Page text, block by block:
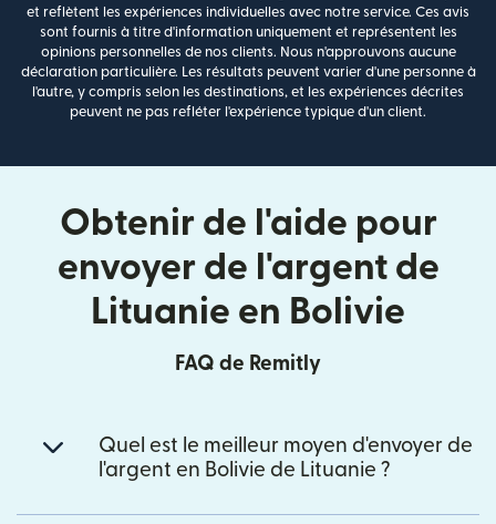
et reflètent les expériences individuelles avec notre service. Ces avis
sont fournis à titre d'information uniquement et représentent les
opinions personnelles de nos clients. Nous n'approuvons aucune
déclaration particulière. Les résultats peuvent varier d'une personne à
l'autre, y compris selon les destinations, et les expériences décrites
peuvent ne pas refléter l'expérience typique d'un client.
Obtenir de l'aide pour
envoyer de l'argent de
Lituanie en Bolivie
FAQ de Remitly
Quel est le meilleur moyen d'envoyer de
l'argent en Bolivie de Lituanie ?